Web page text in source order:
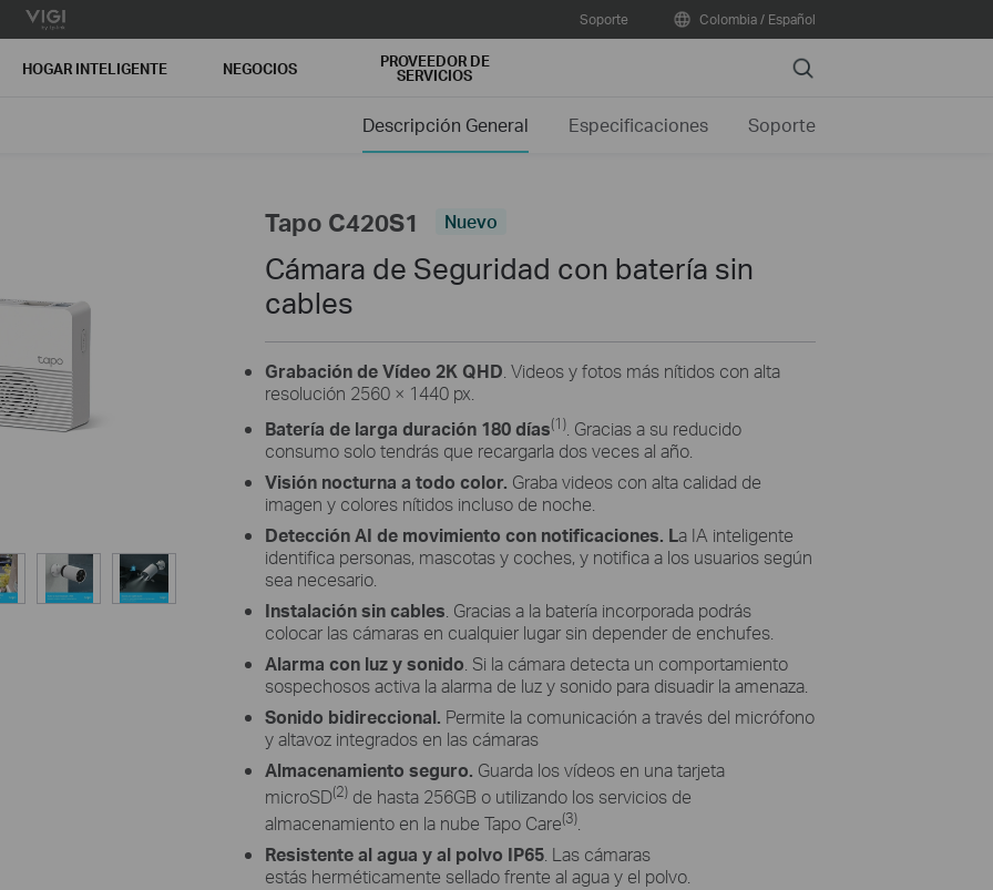
Soporte Colombia / Español
HOGAR INTELIGENTE NEGOCIOS PROVEEDOR DE
SERVICIOS Search
Descripción General Especificaciones Soporte
Tapo C420S1 Nuevo
Cámara de Seguridad con batería sin
cables
Grabación de Vídeo 2K QHD . Videos y fotos más nítidos con alta
resolución 2560 × 1440 px.
Batería de larga duración 180 días(1) Gracias a su reducido
consumo solo tendrás que recargarla dos veces al año.
Visión nocturna a todo color. Graba videos con alta calidad de
imagen y colores nítidos incluso de noche.
Detección AI de movimiento con notificaciones. La IA inteligente
identifica personas, mascotas y coches, y notifica a los usuarios según
sea necesario.
Instalación sin cables . Gracias a la batería incorporada podrás
colocar las cámaras en cualquier lugar sin depender de enchufes.
Alarma con luz y sonido . Si la cámara detecta un comportamiento
sospechosos activa la alarma de luz y sonido para disuadir la amenaza.
Sonido bidireccional. Permite la comunicación a través del micrófono
y altavoz integrados en las cámaras
Almacenamiento seguro. Guarda los vídeos en una tarjeta
microSD(2) de hasta 256GB o utilizando los servicios de
almacenamiento en la nube Tapo Care(3).
Resistente al agua y al polvo IP65. Las cámaras
estás herméticamente sellado frente al agua y el polvo.